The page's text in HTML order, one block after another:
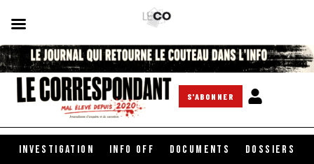
S'ABONNER
INVESTIGATION INFO OFF DOCUMENTS DOSSIERS